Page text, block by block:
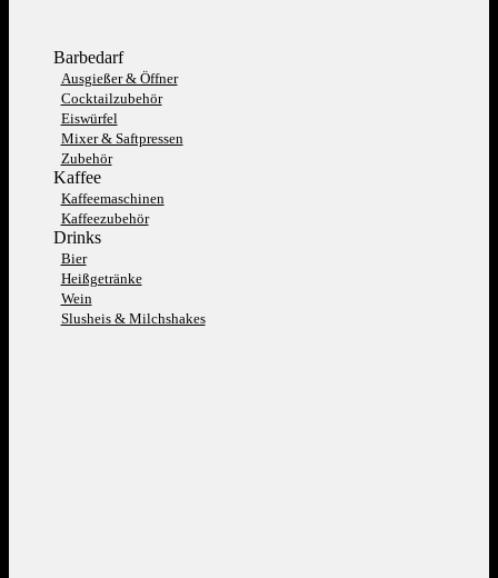
Barbedarf
Ausgießer & Öffner
Cocktailzubehör
Eiswürfel
Mixer & Saftpressen
Zubehör
Kaffee
Kaffeemaschinen
Kaffeezubehör
Drinks
Bier
Heißgetränke
Wein
Slusheis & Milchshakes